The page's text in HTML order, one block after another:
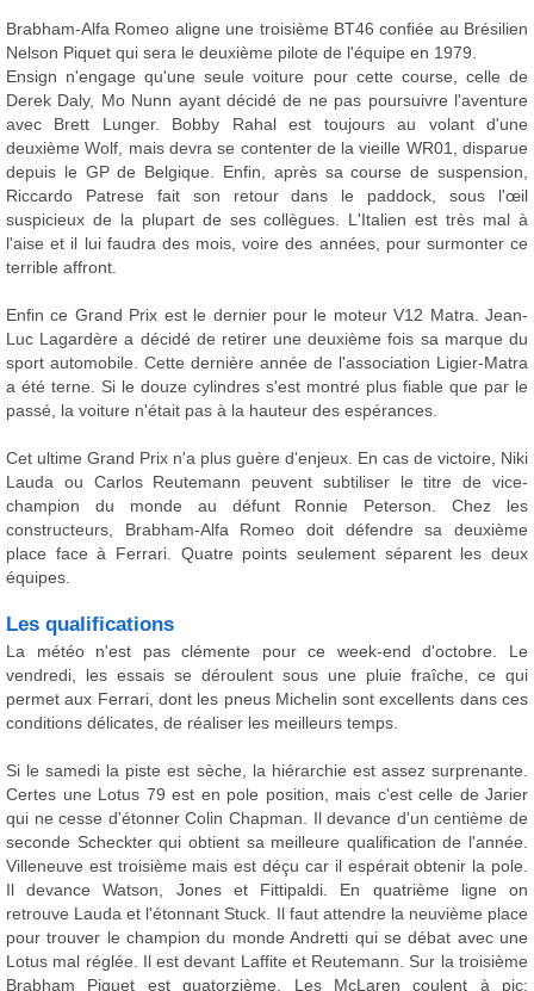
Brabham-Alfa Romeo aligne une troisième BT46 confiée au Brésilien
Nelson Piquet qui sera le deuxième pilote de l'équipe en 1979.
Ensign n'engage qu'une seule voiture pour cette course, celle de
Derek Daly, Mo Nunn ayant décidé de ne pas poursuivre l'aventure
avec Brett Lunger. Bobby Rahal est toujours au volant d'une
deuxième Wolf, mais devra se contenter de la vieille WR01, disparue
depuis le GP de Belgique. Enfin, après sa course de suspension,
Riccardo Patrese fait son retour dans le paddock, sous l'œil
suspicieux de la plupart de ses collègues. L'Italien est très mal à
l'aise et il lui faudra des mois, voire des années, pour surmonter ce
terrible affront.
Enfin ce Grand Prix est le dernier pour le moteur V12 Matra. Jean-
Luc Lagardère a décidé de retirer une deuxième fois sa marque du
sport automobile. Cette dernière année de l'association Ligier-Matra
a été terne. Si le douze cylindres s'est montré plus fiable que par le
passé, la voiture n'était pas à la hauteur des espérances.
Cet ultime Grand Prix n'a plus guère d'enjeux. En cas de victoire, Niki
Lauda ou Carlos Reutemann peuvent subtiliser le titre de vice-
champion du monde au défunt Ronnie Peterson. Chez les
constructeurs, Brabham-Alfa Romeo doit défendre sa deuxième
place face à Ferrari. Quatre points seulement séparent les deux
équipes.
Les qualifications
La météo n'est pas clémente pour ce week-end d'octobre. Le
vendredi, les essais se déroulent sous une pluie fraîche, ce qui
permet aux Ferrari, dont les pneus Michelin sont excellents dans ces
conditions délicates, de réaliser les meilleurs temps.
Si le samedi la piste est sèche, la hiérarchie est assez surprenante.
Certes une Lotus 79 est en pole position, mais c'est celle de Jarier
qui ne cesse d'étonner Colin Chapman. Il devance d'un centième de
seconde Scheckter qui obtient sa meilleure qualification de l'année.
Villeneuve est troisième mais est déçu car il espérait obtenir la pole.
Il devance Watson, Jones et Fittipaldi. En quatrième ligne on
retrouve Lauda et l'étonnant Stuck. Il faut attendre la neuvième place
pour trouver le champion du monde Andretti qui se débat avec une
Lotus mal réglée. Il est devant Laffite et Reutemann. Sur la troisième
Brabham Piquet est quatorzième. Les McLaren coulent à pic: